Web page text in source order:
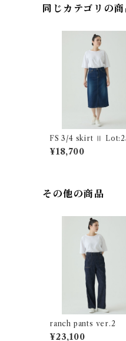
同じカテゴリの
FS 3/4 skirt Ⅱ
¥18,700
その他の商品
ranch pants ver.2
¥23,100